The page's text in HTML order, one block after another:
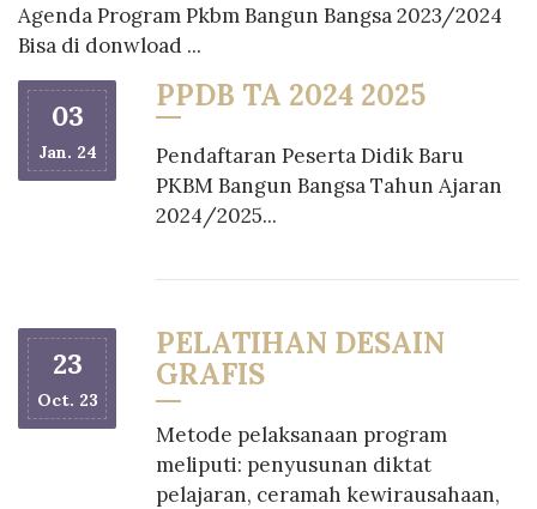
Agenda Program Pkbm Bangun Bangsa 2023/2024
Bisa di donwload ...
03
Jan. 24
PPDB TA 2024 2025
Pendaftaran Peserta Didik Baru
PKBM Bangun Bangsa Tahun Ajaran
2024/2025...
23
Oct. 23
PELATIHAN DESAIN
GRAFIS
Metode pelaksanaan program
meliputi: penyusunan diktat
pelajaran, ceramah kewirausahaan,